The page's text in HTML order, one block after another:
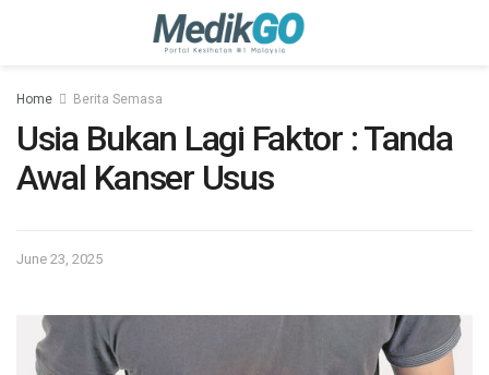
Home Berita Semasa
Usia Bukan Lagi Faktor : Tanda
Awal Kanser Usus
June 23, 2025